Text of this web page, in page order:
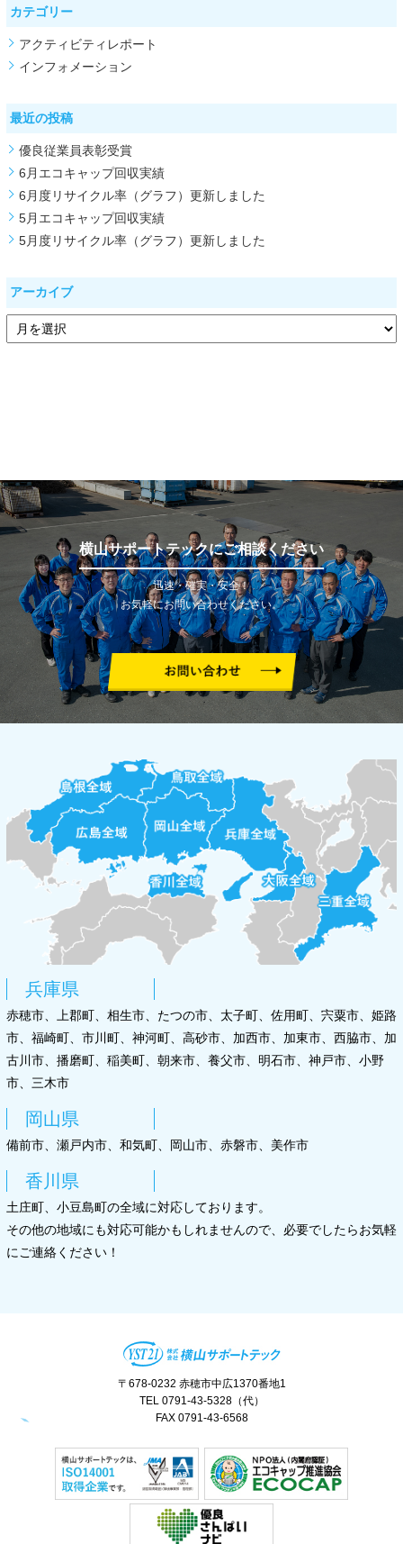
カテゴリー
アクティビティレポート
インフォメーション
最近の投稿
優良従業員表彰受賞
6月エコキャップ回収実績
6月度リサイクル率（グラフ）更新しました
5月エコキャップ回収実績
5月度リサイクル率（グラフ）更新しました
アーカイブ
横山サポートテックにご相談ください
迅速・確実・安全！
お気軽にお問い合わせください。
兵庫県
赤穂市、上郡町、相生市、たつの市、太子町、佐用町、宍粟市、姫路
市、福崎町、市川町、神河町、高砂市、加西市、加東市、西脇市、加
古川市、播磨町、稲美町、朝来市、養父市、明石市、神戸市、小野
市、三木市
岡山県
備前市、瀬戸内市、和気町、岡山市、赤磐市、美作市
香川県
土庄町、小豆島町の全域に対応しております。
その他の地域にも対応可能かもしれませんので、必要でしたらお気軽
にご連絡ください！
〒678-0232 赤穂市中広1370番地1
TEL 0791-43-5328（代）
FAX 0791-43-6568